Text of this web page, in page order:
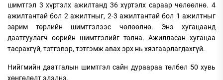
шимтгэл 3 хүртэлх ажилтанд 36 хүртэлх сараар чөлөөлнө. 4
ажилтантай бол 2 ажилтныг, 2-3 ажилтантай бол 1 ажилтныг
зарим төрлийн шимтгэлээс чөлөөлнө. Энэ хугацаанд
даатгуулагч өөрийн шимтгэлийг төлна. Ажилласан хугацаа
тасрахгүй, тэтгэвэр, тэтгэмж авах эрх нь хязгаарлагдахгүй.
Нийгмийн даатгалын шимтгэл сайн дураараа төлбөл 50 хувь
хөнгөлөлт эдэлнэ.